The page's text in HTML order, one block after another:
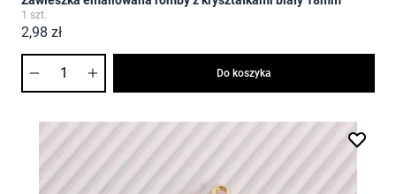
1 szt.
2,98 zł
Do koszyka